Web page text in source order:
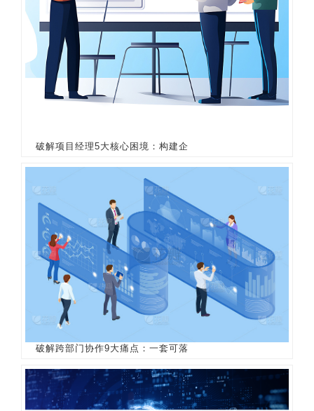
破解项目经理5大核心困境：构建企
破解跨部门协作9大痛点：一套可落